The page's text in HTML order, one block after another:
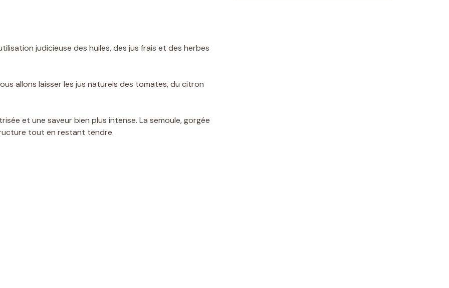
judicieuse des huiles, des jus frais et des herbes
allons laisser les jus naturels des tomates, du citron
et une saveur bien plus intense. La semoule, gorgée
tout en restant tendre.